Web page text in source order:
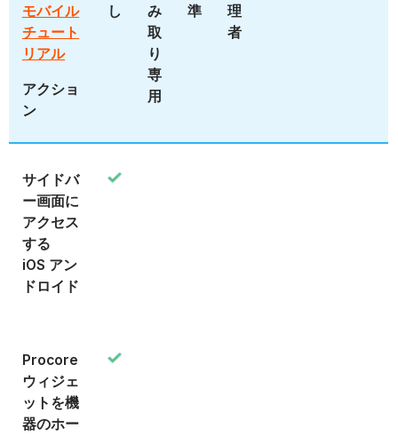
モバイル
チュート
リアル
アクショ
ン
し
み
取
り
専
用
準
理
者
サイドバ
ー画面に
アクセス
する
iOS アン
ドロイド
Procore
ウィジェ
ットを機
器のホー